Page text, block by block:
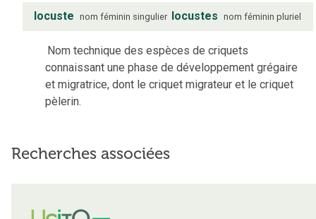
locuste nom féminin singulier locustes nom féminin pluriel
Nom technique des espèces de criquets
connaissant une phase de développement grégaire
et migratrice, dont le criquet migrateur et le criquet
pèlerin.
Recherches associées